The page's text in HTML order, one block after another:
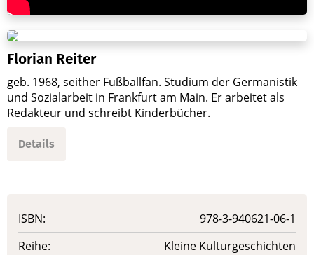
Florian Reiter
geb. 1968, seither Fußballfan. Studium der Germanistik
und Sozialarbeit in Frankfurt am Main. Er arbeitet als
Redakteur und schreibt Kinderbücher.
Details
ISBN:
978-3-940621-06-1
Reihe:
Kleine Kulturgeschichten